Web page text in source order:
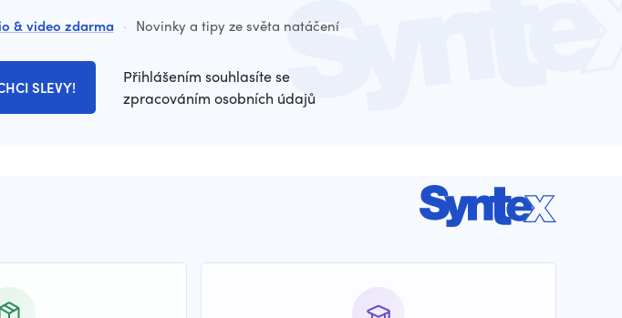
& video zdarma · Novinky a tipy ze světa natáčení
SLEVY!
Přihlášením souhlasíte se
zpracováním osobních údajů